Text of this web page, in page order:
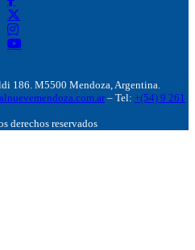
186. M5500 Mendoza, Argentina.
– Tel: +(54) 9 261
derechos reservados